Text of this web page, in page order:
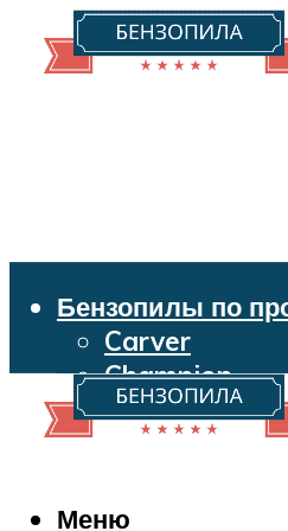
Бензопилы по
Carver
Champion
Echo
Husqvarna
Makita
Меню